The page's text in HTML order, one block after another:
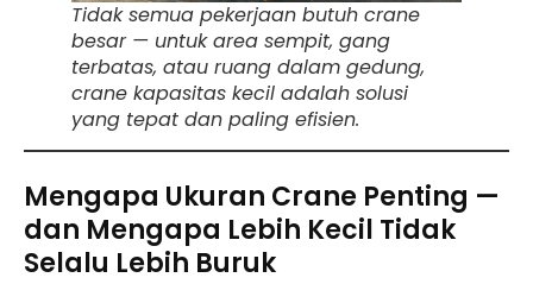
Tidak semua pekerjaan butuh crane
besar — untuk area sempit, gang
terbatas, atau ruang dalam gedung,
crane kapasitas kecil adalah solusi
yang tepat dan paling efisien.
Mengapa Ukuran Crane Penting —
dan Mengapa Lebih Kecil Tidak
Selalu Lebih Buruk